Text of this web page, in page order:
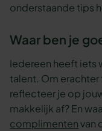
onderstaande tips
Waar ben je
Iedereen heeft iets
talent. Om
reflecteer je op
makkelijk af? En
complimentenvan